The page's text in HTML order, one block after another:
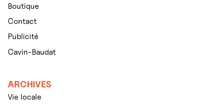
Boutique
Contact
Publicité
Cavin-Baudat
ARCHIVES
Vie locale